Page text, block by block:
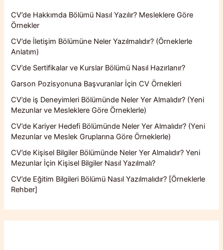
CV’de Hakkımda Bölümü Nasıl Yazılır? Mesleklere Göre
Örnekler
CV’de İletişim Bölümüne Neler Yazılmalıdır? (Örneklerle
Anlatım)
CV’de Sertifikalar ve Kurslar Bölümü Nasıl Hazırlanır?
Garson Pozisyonuna Başvuranlar İçin CV Örnekleri
CV’de iş Deneyimleri Bölümünde Neler Yer Almalıdır? (Yeni
Mezunlar ve Mesleklere Göre Örneklerle)
CV’de Kariyer Hedefi Bölümünde Neler Yer Almalıdır? (Yeni
Mezunlar ve Meslek Gruplarına Göre Örneklerle)
CV’de Kişisel Bilgiler Bölümünde Neler Yer Almalıdır? Yeni
Mezunlar İçin Kişisel Bilgiler Nasıl Yazılmalı?
CV’de Eğitim Bilgileri Bölümü Nasıl Yazılmalıdır? [Örneklerle
Rehber]